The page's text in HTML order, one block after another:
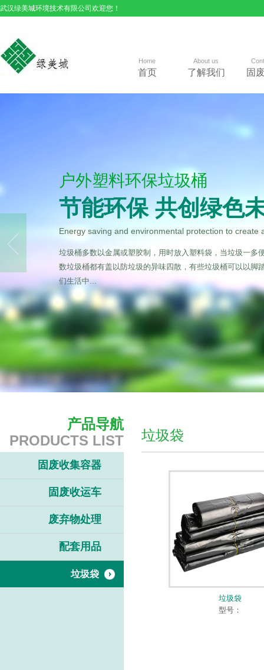
武汉绿美城环境技术有限公司欢迎您！
Home
首页
About us
了解我们 固
户外塑料环保垃圾桶
节能环保 共创绿色
Energy saving and environmental protection to create
垃圾桶多数以金属或塑胶制，用时放入塑料袋，当垃圾一多
数垃圾桶都有盖以防垃圾的异味四散，有些垃圾桶可以以脚
们生活中...
产品导航
PRODUCTS LIST
固废收集容器
固废收运车
废弃物处理
配套用品
垃圾袋
垃圾袋
垃圾袋
型号：